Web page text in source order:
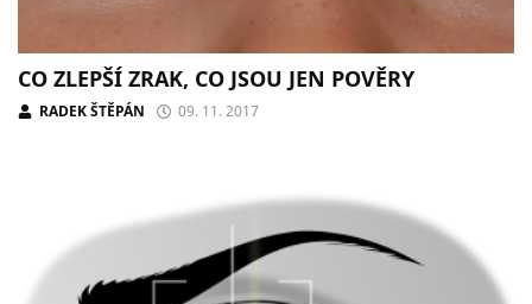
CO ZLEPŠÍ ZRAK, CO JSOU JEN POVĚRY
RADEK ŠTĚPÁN 09. 11. 2017